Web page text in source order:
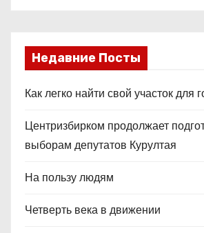
Недавние Посты
Как легко найти свой участок для
Центризбирком продолжает
выборам депутатов Курултая
На пользу людям
Четверть века в движении